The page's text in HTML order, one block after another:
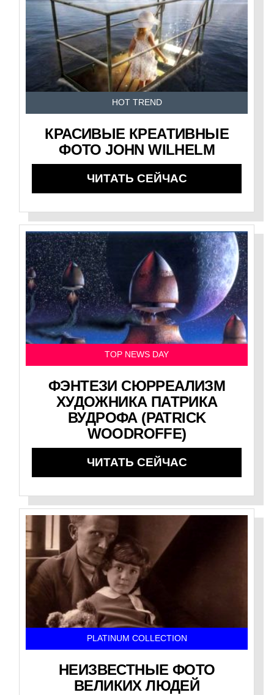
HOT TREND
КРАСИВЫЕ КРЕАТИВНЫЕ
ФОТО JOHN WILHELM
ЧИТАТЬ СЕЙЧАС
TOP NEWS DAY
ФЭНТЕЗИ СЮРРЕАЛИЗМ
ХУДОЖНИКА ПАТРИКА
ВУДРОФА (PATRICK
WOODROFFE)
ЧИТАТЬ СЕЙЧАС
PLATINUM COLLECTION
НЕИЗВЕСТНЫЕ ФОТО
ВЕЛИКИХ ЛЮДЕЙ